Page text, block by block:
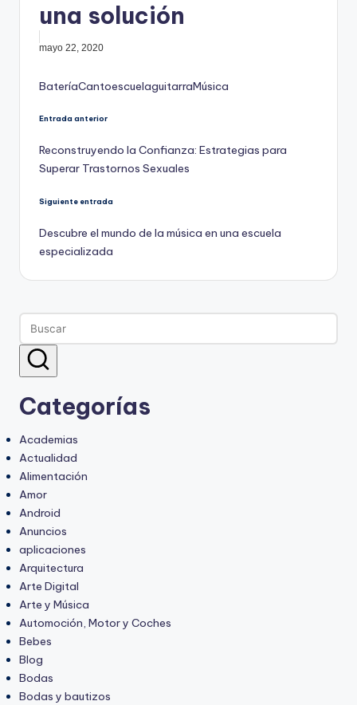
una solución
mayo 22, 2020
Etiquetas:
BateríaCantoescuelaguitarraMúsica
Navegación
de
entradas
Entrada anterior
Reconstruyendo la Confianza: Estrategias para
Superar Trastornos Sexuales
Siguiente entrada
Descubre el mundo de la música en una escuela
especializada
Categorías
Academias
Actualidad
Alimentación
Amor
Android
Anuncios
aplicaciones
Arquitectura
Arte Digital
Arte y Música
Automoción, Motor y Coches
Bebes
Blog
Bodas
Bodas y bautizos